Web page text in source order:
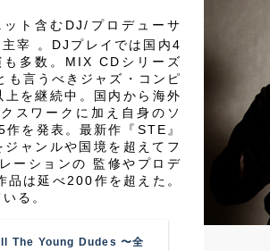
ト含むDJ/プロデューサ
宰 。DJプレイでは国内4
多数。MIX CDシリーズ
言うべきジャズ・コンピ
を継続中。国内から海外
スワークに加え自身のソ
を発表。最新作『STE』
ャンルや国境を超えてフ
ーションの 監修やプロデ
品は延べ200作を超えた。
る。
The Young Dudes 〜全